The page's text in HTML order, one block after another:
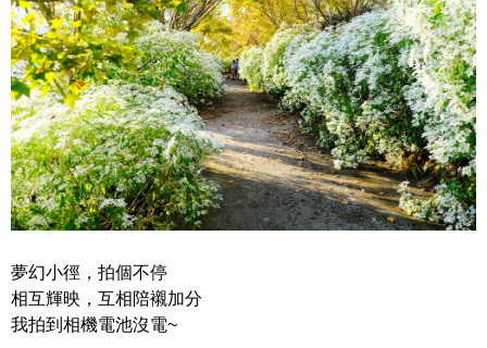
夢幻小徑，拍個不停
相互輝映，互相陪襯加分
我拍到相機電池沒電~